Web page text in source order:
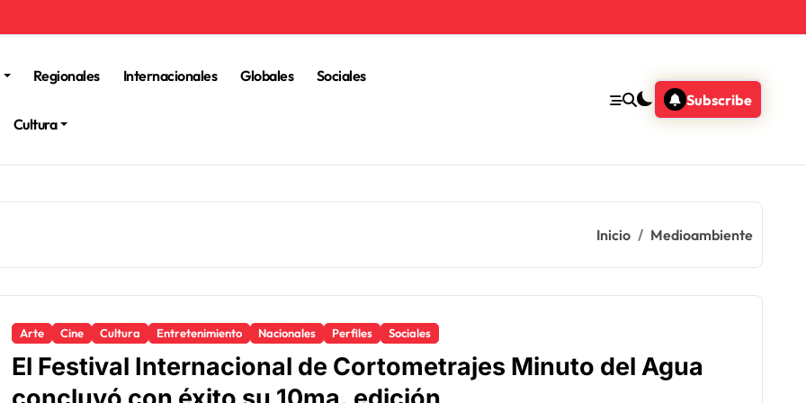
Regionales Internacionales Globales Sociales
Cultura
Subscribe
Inicio Medioambiente
Arte Cine Cultura Entretenimiento Nacionales Perfiles Sociales
El Festival Internacional de Cortometrajes Minuto del Agua